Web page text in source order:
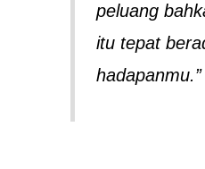
peluang
itu tepat